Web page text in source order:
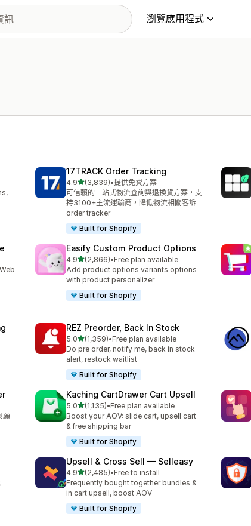
瀏覽應用程式
17TRACK Order Tracking
4.9滿分 5 顆星
(3,839)
共有 3839 則評價
•提供免費方案
可信賴的一站式物流查詢與退換貨方案，支
持3100+主流運輸商，降低物流相關客訴
order tracker
Built for Shopify
Easify Custom Product Options
4.9滿分 5 顆星
(2,866)
共有 2866 則評價
•Free plan available
Add product options variants options
with product personalizer
Built for Shopify
REZ Preorder, Back In Stock
5.0滿分 5 顆星
(1,359)
共有 1359 則評價
•Free plan available
Do pre order, notify me, back in stock
alert, restock waitlist
Built for Shopify
願
Kaching CartDrawer Cart Upsell
5.0滿分 5 顆星
(1,135)
共有 1135 則評價
•Free plan available
Boost your AOV: slide cart, upsell cart
& free shipping bar
Built for Shopify
Upsell & Cross Sell — Selleasy
4.9滿分 5 顆星
(2,485)
共有 2485 則評價
•Free to install
Frequently bought together bundles &
in cart upsell, boost AOV
Built for Shopify